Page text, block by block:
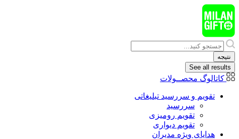
پرش
به
محتوا
Search
...
نتیجه
See all results
کاتالوگ محصــولات
تقویم و سررسید تبلیغاتی
سررسید
تقویم رومیزی
تقویم دیواری
هدایای ويژه مدیران